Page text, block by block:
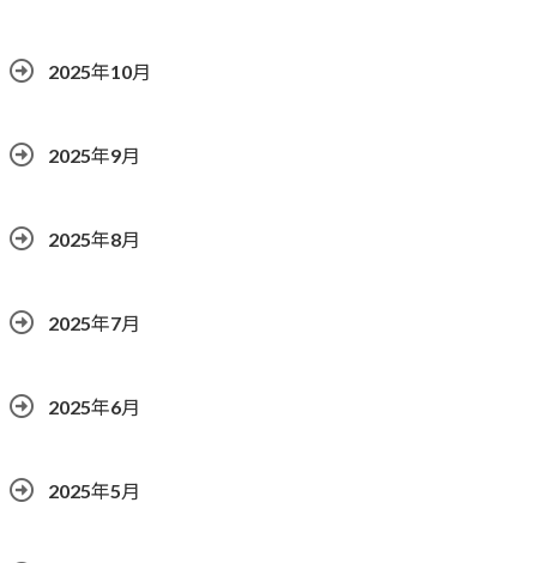
2025年10月
2025年9月
2025年8月
2025年7月
2025年6月
2025年5月